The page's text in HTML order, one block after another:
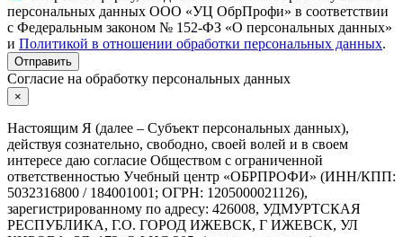
персональных данных ООО «УЦ ОбрПрофи» в соответствии
с Федеральным законом № 152-ФЗ «О персональных данных»
и Политикой в отношении обработки персональных данных.
Отправить
Согласие на обработку персональных данных
×
Настоящим Я (далее – Субъект персональных данных),
действуя сознательно, свободно, своей волей и в своем
интересе даю согласие Обществом с ограниченной
ответственностью Учебный центр «ОБРПРОФИ» (ИНН/КПП:
5032316800 / 184001001; ОГРН: 1205000021126),
зарегистрированному по адресу: 426008, УДМУРТСКАЯ
РЕСПУБЛИКА, Г.О. ГОРОД ИЖЕВСК, Г ИЖЕВСК, УЛ